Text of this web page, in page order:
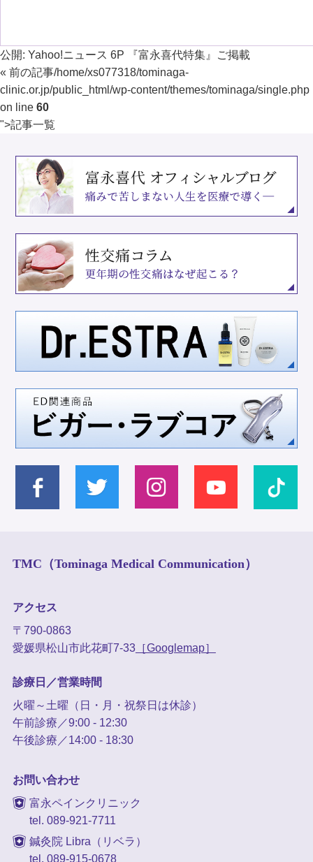
公開: Yahoo!ニュース 6P 『富永喜代特集』ご掲載
« 前の記事/home/xs077318/tominaga-
clinic.or.jp/public_html/wp-content/themes/tominaga/single.php
on line 60
">記事一覧
TMC（Tominaga Medical Communication）
アクセス
〒790-0863
愛媛県松山市此花町7-33［Googlemap］
診療日／営業時間
火曜～土曜（日・月・祝祭日は休診）
午前診療／9:00 - 12:30
午後診療／14:00 - 18:30
お問い合わせ
富永ペインクリニック
tel. 089-921-7711
鍼灸院 Libra（リベラ）
tel. 089-915-0678